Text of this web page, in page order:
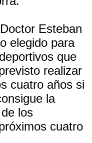
Esteban
elegido para
que
realizar
cuatro años si
la
los
cuatro